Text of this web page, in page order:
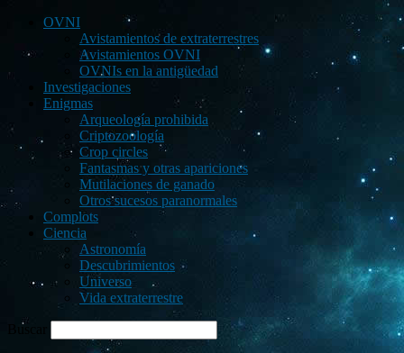
OVNI
Avistamientos de extraterrestres
Avistamientos OVNI
OVNIs en la antigüedad
Investigaciones
Enigmas
Arqueología prohibida
Criptozoología
Crop circles
Fantasmas y otras apariciones
Mutilaciones de ganado
Otros sucesos paranormales
Complots
Ciencia
Astronomía
Descubrimientos
Universo
Vida extraterrestre
Buscar